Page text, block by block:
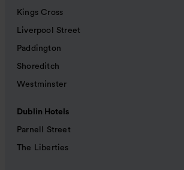
Kings Cross
Liverpool Street
Paddington
Shoreditch
Westminster
Dublin Hotels
Parnell Street
The Liberties